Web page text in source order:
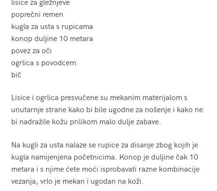
poprečni remen
kugla za usta s rupicama
konop duljine 10 metara
povez za oči
ogrlica s povodcem
bič
Lisice i ogrlica presvučene su mekanim materijalom s
unutarnje strane kako bi bile ugodne za nošenje i kako ne
bi nadražile kožu prilikom malo dulje zabave.
Na kugli za usta nalaze se rupice za disanje zbog kojih je
kugla namijenjena početnicima. Konop je duljine čak 10
metara i s njime ćete moći isprobavati razne kombinacije
vezanja, vrlo je mekan i ugodan na koži.